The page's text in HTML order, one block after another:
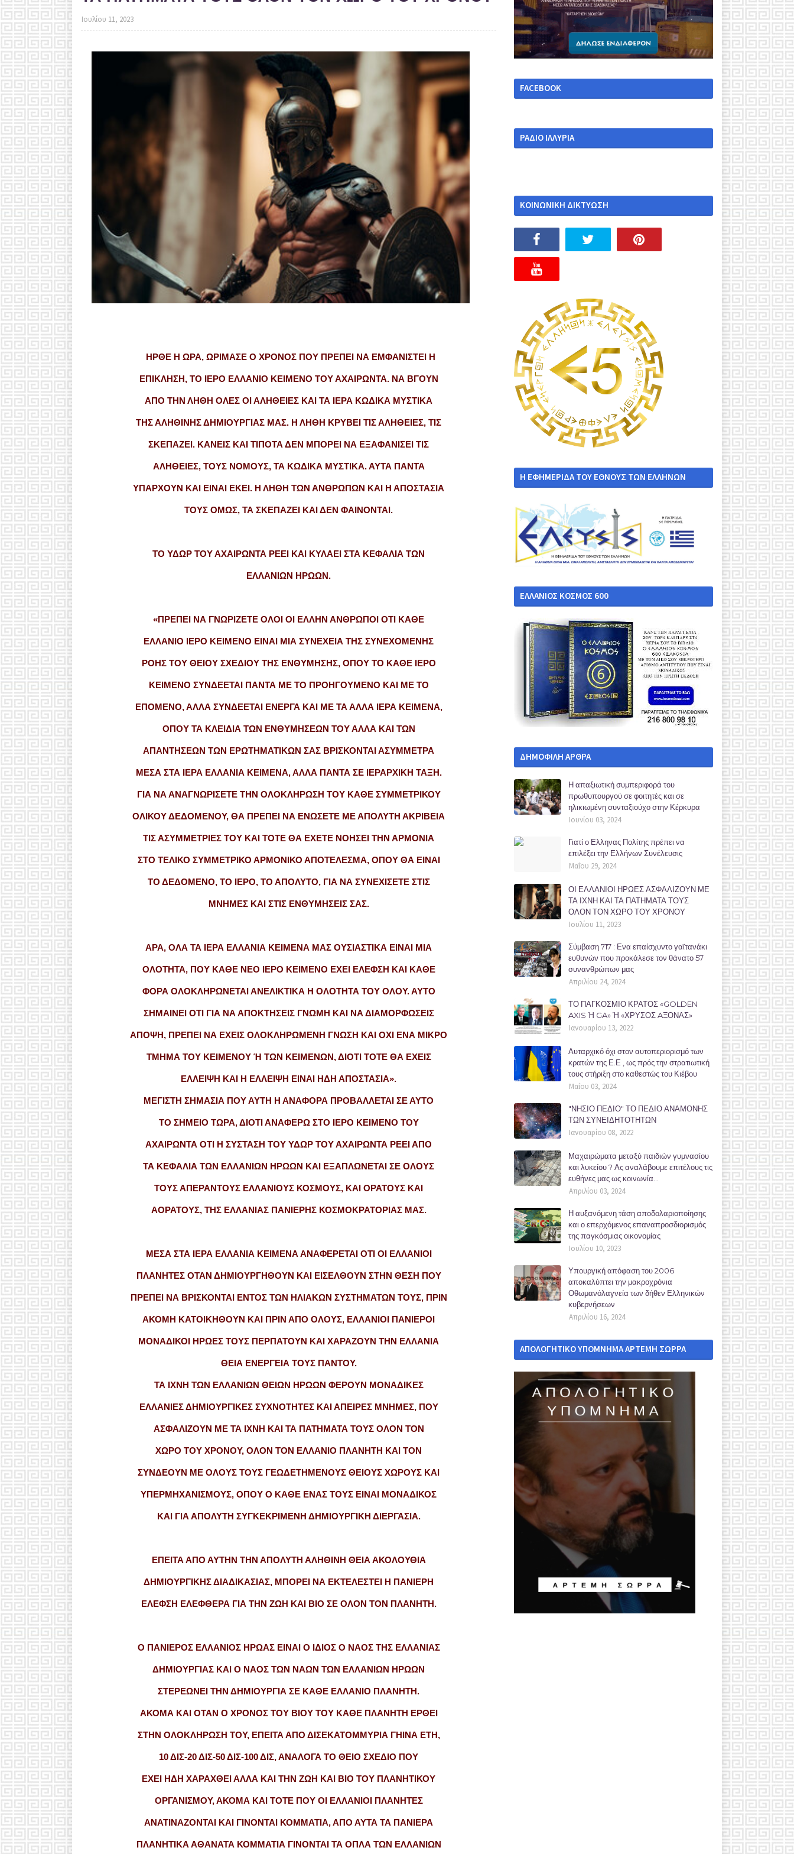
Ιουλίου 11, 2023
ΗΡΘΕ Η ΩΡΑ, ΩΡΙΜΑΣΕ Ο ΧΡΟΝΟΣ ΠΟΥ ΠΡΕΠΕΙ ΝΑ ΕΜΦΑΝΙΣΤΕΙ Η
ΕΠΙΚΛΗΣΗ, ΤΟ ΙΕΡΟ ΕΛΛΑΝΙΟ ΚΕΙΜΕΝΟ ΤΟΥ ΑΧΑΙΡΩΝΤΑ. ΝΑ ΒΓΟΥΝ
ΑΠΟ ΤΗΝ ΛΗΘΗ ΟΛΕΣ ΟΙ ΑΛΗΘΕΙΕΣ ΚΑΙ ΤΑ ΙΕΡΑ ΚΩΔΙΚΑ ΜΥΣΤΙΚΑ
ΤΗΣ ΑΛΗΘΙΝΗΣ ΔΗΜΙΟΥΡΓΙΑΣ ΜΑΣ. Η ΛΗΘΗ ΚΡΥΒΕΙ ΤΙΣ ΑΛΗΘΕΙΕΣ, ΤΙΣ
ΣΚΕΠΑΖΕΙ. ΚΑΝΕΙΣ ΚΑΙ ΤΙΠΟΤΑ ΔΕΝ ΜΠΟΡΕΙ ΝΑ ΕΞΑΦΑΝΙΣΕΙ ΤΙΣ
ΑΛΗΘΕΙΕΣ, ΤΟΥΣ ΝΟΜΟΥΣ, ΤΑ ΚΩΔΙΚΑ ΜΥΣΤΙΚΑ. ΑΥΤΑ ΠΑΝΤΑ
ΥΠΑΡΧΟΥΝ ΚΑΙ ΕΙΝΑΙ ΕΚΕΙ. Η ΛΗΘΗ ΤΩΝ ΑΝΘΡΩΠΩΝ ΚΑΙ Η ΑΠΟΣΤΑΣΙΑ
ΤΟΥΣ ΟΜΩΣ, ΤΑ ΣΚΕΠΑΖΕΙ ΚΑΙ ΔΕΝ ΦΑΙΝΟΝΤΑΙ.
ΤΟ ΥΔΩΡ ΤΟΥ ΑΧΑΙΡΩΝΤΑ ΡΕΕΙ ΚΑΙ ΚΥΛΑΕΙ ΣΤΑ ΚΕΦΑΛΙΑ ΤΩΝ
ΕΛΛΑΝΙΩΝ ΗΡΩΩΝ.
«ΠΡΕΠΕΙ ΝΑ ΓΝΩΡΙΖΕΤΕ ΟΛΟΙ ΟΙ ΕΛΛΗΝ ΑΝΘΡΩΠΟΙ ΟΤΙ ΚΑΘΕ
ΕΛΛΑΝΙΟ ΙΕΡΟ ΚΕΙΜΕΝΟ ΕΙΝΑΙ ΜΙΑ ΣΥΝΕΧΕΙΑ ΤΗΣ ΣΥΝΕΧΟΜΕΝΗΣ
ΡΟΗΣ ΤΟΥ ΘΕΙΟΥ ΣΧΕΔΙΟΥ ΤΗΣ ΕΝΘΥΜΗΣΗΣ, ΟΠΟΥ ΤΟ ΚΑΘΕ ΙΕΡΟ
ΚΕΙΜΕΝΟ ΣΥΝΔΕΕΤΑΙ ΠΑΝΤΑ ΜΕ ΤΟ ΠΡΟΗΓΟΥΜΕΝΟ ΚΑΙ ΜΕ ΤΟ
ΕΠΟΜΕΝΟ, ΑΛΛΑ ΣΥΝΔΕΕΤΑΙ ΕΝΕΡΓΑ ΚΑΙ ΜΕ ΤΑ ΑΛΛΑ ΙΕΡΑ ΚΕΙΜΕΝΑ,
ΟΠΟΥ ΤΑ ΚΛΕΙΔΙΑ ΤΩΝ ΕΝΘΥΜΗΣΕΩΝ ΤΟΥ ΑΛΛΑ ΚΑΙ ΤΩΝ
ΑΠΑΝΤΗΣΕΩΝ ΤΩΝ ΕΡΩΤΗΜΑΤΙΚΩΝ ΣΑΣ ΒΡΙΣΚΟΝΤΑΙ ΑΣΥΜΜΕΤΡΑ
ΜΕΣΑ ΣΤΑ ΙΕΡΑ ΕΛΛΑΝΙΑ ΚΕΙΜΕΝΑ, ΑΛΛΑ ΠΑΝΤΑ ΣΕ ΙΕΡΑΡΧΙΚΗ ΤΑΞΗ.
ΓΙΑ ΝΑ ΑΝΑΓΝΩΡΙΣΕΤΕ ΤΗΝ ΟΛΟΚΛΗΡΩΣΗ ΤΟΥ ΚΑΘΕ ΣΥΜΜΕΤΡΙΚΟΥ
ΟΛΙΚΟΥ ΔΕΔΟΜΕΝΟΥ, ΘΑ ΠΡΕΠΕΙ ΝΑ ΕΝΩΣΕΤΕ ΜΕ ΑΠΟΛΥΤΗ ΑΚΡΙΒΕΙΑ
ΤΙΣ ΑΣΥΜΜΕΤΡΙΕΣ ΤΟΥ ΚΑΙ ΤΟΤΕ ΘΑ ΕΧΕΤΕ ΝΟΗΣΕΙ ΤΗΝ ΑΡΜΟΝΙΑ
ΣΤΟ ΤΕΛΙΚΟ ΣΥΜΜΕΤΡΙΚΟ ΑΡΜΟΝΙΚΟ ΑΠΟΤΕΛΕΣΜΑ, ΟΠΟΥ ΘΑ ΕΙΝΑΙ
ΤΟ ΔΕΔΟΜΕΝΟ, ΤΟ ΙΕΡΟ, ΤΟ ΑΠΟΛΥΤΟ, ΓΙΑ ΝΑ ΣΥΝΕΧΙΣΕΤΕ ΣΤΙΣ
ΜΝΗΜΕΣ ΚΑΙ ΣΤΙΣ ΕΝΘΥΜΗΣΕΙΣ ΣΑΣ.
ΑΡΑ, ΟΛΑ ΤΑ ΙΕΡΑ ΕΛΛΑΝΙΑ ΚΕΙΜΕΝΑ ΜΑΣ ΟΥΣΙΑΣΤΙΚΑ ΕΙΝΑΙ ΜΙΑ
ΟΛΟΤΗΤΑ, ΠΟΥ ΚΑΘΕ ΝΕΟ ΙΕΡΟ ΚΕΙΜΕΝΟ ΕΧΕΙ ΕΛΕΦΣΗ ΚΑΙ ΚΑΘΕ
ΦΟΡΑ ΟΛΟΚΛΗΡΩΝΕΤΑΙ ΑΝΕΛΙΚΤΙΚΑ Η ΟΛΟΤΗΤΑ ΤΟΥ ΟΛΟΥ. ΑΥΤΟ
ΣΗΜΑΙΝΕΙ ΟΤΙ ΓΙΑ ΝΑ ΑΠΟΚΤΗΣΕΙΣ ΓΝΩΜΗ ΚΑΙ ΝΑ ΔΙΑΜΟΡΦΩΣΕΙΣ
ΑΠΟΨΗ, ΠΡΕΠΕΙ ΝΑ ΕΧΕΙΣ ΟΛΟΚΛΗΡΩΜΕΝΗ ΓΝΩΣΗ ΚΑΙ ΟΧΙ ΕΝΑ ΜΙΚΡΟ
ΤΜΗΜΑ ΤΟΥ ΚΕΙΜΕΝΟΥ Ή ΤΩΝ ΚΕΙΜΕΝΩΝ, ΔΙΟΤΙ ΤΟΤΕ ΘΑ ΕΧΕΙΣ
ΕΛΛΕΙΨΗ ΚΑΙ Η ΕΛΛΕΙΨΗ ΕΙΝΑΙ ΗΔΗ ΑΠΟΣΤΑΣΙΑ».
ΜΕΓΙΣΤΗ ΣΗΜΑΣΙΑ ΠΟΥ ΑΥΤΗ Η ΑΝΑΦΟΡΑ ΠΡΟΒΑΛΛΕΤΑΙ ΣΕ ΑΥΤΟ
ΤΟ ΣΗΜΕΙΟ ΤΩΡΑ, ΔΙΟΤΙ ΑΝΑΦΕΡΩ ΣΤΟ ΙΕΡΟ ΚΕΙΜΕΝΟ ΤΟΥ
ΑΧΑΙΡΩΝΤΑ ΟΤΙ Η ΣΥΣΤΑΣΗ ΤΟΥ ΥΔΩΡ ΤΟΥ ΑΧΑΙΡΩΝΤΑ ΡΕΕΙ ΑΠΟ
ΤΑ ΚΕΦΑΛΙΑ ΤΩΝ ΕΛΛΑΝΙΩΝ ΗΡΩΩΝ ΚΑΙ ΕΞΑΠΛΩΝΕΤΑΙ ΣΕ ΟΛΟΥΣ
ΤΟΥΣ ΑΠΕΡΑΝΤΟΥΣ ΕΛΛΑΝΙΟΥΣ ΚΟΣΜΟΥΣ, ΚΑΙ ΟΡΑΤΟΥΣ ΚΑΙ
ΑΟΡΑΤΟΥΣ, ΤΗΣ ΕΛΛΑΝΙΑΣ ΠΑΝΙΕΡΗΣ ΚΟΣΜΟΚΡΑΤΟΡΙΑΣ ΜΑΣ.
ΜΕΣΑ ΣΤΑ ΙΕΡΑ ΕΛΛΑΝΙΑ ΚΕΙΜΕΝΑ ΑΝΑΦΕΡΕΤΑΙ ΟΤΙ ΟΙ ΕΛΛΑΝΙΟΙ
ΠΛΑΝΗΤΕΣ ΟΤΑΝ ΔΗΜΙΟΥΡΓΗΘΟΥΝ ΚΑΙ ΕΙΣΕΛΘΟΥΝ ΣΤΗΝ ΘΕΣΗ ΠΟΥ
ΠΡΕΠΕΙ ΝΑ ΒΡΙΣΚΟΝΤΑΙ ΕΝΤΟΣ ΤΩΝ ΗΛΙΑΚΩΝ ΣΥΣΤΗΜΑΤΩΝ ΤΟΥΣ, ΠΡΙΝ
ΑΚΟΜΗ ΚΑΤΟΙΚΗΘΟΥΝ ΚΑΙ ΠΡΙΝ ΑΠΟ ΟΛΟΥΣ, ΕΛΛΑΝΙΟΙ ΠΑΝΙΕΡΟΙ
ΜΟΝΑΔΙΚΟΙ ΗΡΩΕΣ ΤΟΥΣ ΠΕΡΠΑΤΟΥΝ ΚΑΙ ΧΑΡΑΖΟΥΝ ΤΗΝ ΕΛΛΑΝΙΑ
ΘΕΙΑ ΕΝΕΡΓΕΙΑ ΤΟΥΣ ΠΑΝΤΟΥ.
ΤΑ ΙΧΝΗ ΤΩΝ ΕΛΛΑΝΙΩΝ ΘΕΙΩΝ ΗΡΩΩΝ ΦΕΡΟΥΝ ΜΟΝΑΔΙΚΕΣ
ΕΛΛΑΝΙΕΣ ΔΗΜΙΟΥΡΓΙΚΕΣ ΣΥΧΝΟΤΗΤΕΣ ΚΑΙ ΑΠΕΙΡΕΣ ΜΝΗΜΕΣ, ΠΟΥ
ΑΣΦΑΛΙΖΟΥΝ ΜΕ ΤΑ ΙΧΝΗ ΚΑΙ ΤΑ ΠΑΤΗΜΑΤΑ ΤΟΥΣ ΟΛΟΝ ΤΟΝ
ΧΩΡΟ ΤΟΥ ΧΡΟΝΟΥ, ΟΛΟΝ ΤΟΝ ΕΛΛΑΝΙΟ ΠΛΑΝΗΤΗ ΚΑΙ ΤΟΝ
ΣΥΝΔΕΟΥΝ ΜΕ ΟΛΟΥΣ ΤΟΥΣ ΓΕΩΔΕΤΗΜΕΝΟΥΣ ΘΕΙΟΥΣ ΧΩΡΟΥΣ ΚΑΙ
ΥΠΕΡΜΗΧΑΝΙΣΜΟΥΣ, ΟΠΟΥ Ο ΚΑΘΕ ΕΝΑΣ ΤΟΥΣ ΕΙΝΑΙ ΜΟΝΑΔΙΚΟΣ
ΚΑΙ ΓΙΑ ΑΠΟΛΥΤΗ ΣΥΓΚΕΚΡΙΜΕΝΗ ΔΗΜΙΟΥΡΓΙΚΗ ΔΙΕΡΓΑΣΙΑ.
ΕΠΕΙΤΑ ΑΠΟ ΑΥΤΗΝ ΤΗΝ ΑΠΟΛΥΤΗ ΑΛΗΘΙΝΗ ΘΕΙΑ ΑΚΟΛΟΥΘΙΑ
ΔΗΜΙΟΥΡΓΙΚΗΣ ΔΙΑΔΙΚΑΣΙΑΣ, ΜΠΟΡΕΙ ΝΑ ΕΚΤΕΛΕΣΤΕΙ Η ΠΑΝΙΕΡΗ
ΕΛΕΦΣΗ ΕΛΕΦΘΕΡΑ ΓΙΑ ΤΗΝ ΖΩΗ ΚΑΙ ΒΙΟ ΣΕ ΟΛΟΝ ΤΟΝ ΠΛΑΝΗΤΗ.
Ο ΠΑΝΙΕΡΟΣ ΕΛΛΑΝΙΟΣ ΗΡΩΑΣ ΕΙΝΑΙ Ο ΙΔΙΟΣ Ο ΝΑΟΣ ΤΗΣ ΕΛΛΑΝΙΑΣ
ΔΗΜΙΟΥΡΓΙΑΣ ΚΑΙ Ο ΝΑΟΣ ΤΩΝ ΝΑΩΝ ΤΩΝ ΕΛΛΑΝΙΩΝ ΗΡΩΩΝ
ΣΤΕΡΕΩΝΕΙ ΤΗΝ ΔΗΜΙΟΥΡΓΙΑ ΣΕ ΚΑΘΕ ΕΛΛΑΝΙΟ ΠΛΑΝΗΤΗ.
ΑΚΟΜΑ ΚΑΙ ΟΤΑΝ Ο ΧΡΟΝΟΣ ΤΟΥ ΒΙΟΥ ΤΟΥ ΚΑΘΕ ΠΛΑΝΗΤΗ ΕΡΘΕΙ
ΣΤΗΝ ΟΛΟΚΛΗΡΩΣΗ ΤΟΥ, ΕΠΕΙΤΑ ΑΠΟ ΔΙΣΕΚΑΤΟΜΜΥΡΙΑ ΓΗΙΝΑ ΕΤΗ,
10 ΔΙΣ-20 ΔΙΣ-50 ΔΙΣ-100 ΔΙΣ, ΑΝΑΛΟΓΑ ΤΟ ΘΕΙΟ ΣΧΕΔΙΟ ΠΟΥ
ΕΧΕΙ ΗΔΗ ΧΑΡΑΧΘΕΙ ΑΛΛΑ ΚΑΙ ΤΗΝ ΖΩΗ ΚΑΙ ΒΙΟ ΤΟΥ ΠΛΑΝΗΤΙΚΟΥ
ΟΡΓΑΝΙΣΜΟΥ, ΑΚΟΜΑ ΚΑΙ ΤΟΤΕ ΠΟΥ ΟΙ ΕΛΛΑΝΙΟΙ ΠΛΑΝΗΤΕΣ
ΑΝΑΤΙΝΑΖΟΝΤΑΙ ΚΑΙ ΓΙΝΟΝΤΑΙ ΚΟΜΜΑΤΙΑ, ΑΠΟ ΑΥΤΑ ΤΑ ΠΑΝΙΕΡΑ
ΠΛΑΝΗΤΙΚΑ ΑΘΑΝΑΤΑ ΚΟΜΜΑΤΙΑ ΓΙΝΟΝΤΑΙ ΤΑ ΟΠΛΑ ΤΩΝ ΕΛΛΑΝΙΩΝ
FACEBOOK
ΡΑΔΙΟ ΙΛΛΥΡΙΑ
ΚΟΙΝΩΝΙΚΗ ΔΙΚΤΥΩΣΗ
Η ΕΦΗΜΕΡΙΔΑ ΤΟΥ ΕΘΝΟΥΣ ΤΩΝ ΕΛΛΗΝΩΝ
ΕΛΛΑΝΙΟΣ ΚΟΣΜΟΣ 600
ΔΗΜΟΦΙΛΗ ΑΡΘΡΑ
Η απαξιωτική συμπεριφορά του
πρωθυπουργού σε φοιτητές και σε
ηλικιωμένη συνταξιούχο στην Κέρκυρα
Ιουνίου 03, 2024
Γιατί ο Ελληνας Πολίτης πρέπει να
επιλέξει την Ελλήνων Συνέλευσις
Μαΐου 29, 2024
ΟΙ ΕΛΛΑΝΙΟΙ ΗΡΩΕΣ ΑΣΦΑΛΙΖΟΥΝ ΜΕ
ΤΑ ΙΧΝΗ ΚΑΙ ΤΑ ΠΑΤΗΜΑΤΑ ΤΟΥΣ
ΟΛΟΝ ΤΟΝ ΧΩΡΟ ΤΟΥ ΧΡΟΝΟΥ
Ιουλίου 11, 2023
Σύμβαση 717 : Ενα επαίσχυντο γαϊτανάκι
ευθυνών που προκάλεσε τον θάνατο 57
συνανθρώπων μας
Απριλίου 24, 2024
ΤΟ ΠΑΓΚΟΣΜΙΟ ΚΡΑΤΟΣ «GOLDEN
AXIS Ή GA» Ή «ΧΡΥΣΟΣ AΞΟΝΑΣ»
Ιανουαρίου 13, 2022
Αυταρχικό όχι στον αυτοπεριορισμό των
κρατών της Ε.Ε , ως πρός την στρατιωτική
τους στήριξη στο καθεστώς του Κιέβου
Μαΐου 03, 2024
"ΝΗΣΙΟ ΠΕΔΙΟ" ΤΟ ΠΕΔΙΟ ΑΝΑΜΟΝΗΣ
ΤΩΝ ΣΥΝΕΙΔΗΤΟΤΗΤΩΝ
Ιανουαρίου 08, 2022
Μαχαιρώματα μεταξύ παιδιών γυμνασίου
και λυκείου ? Ας αναλάβουμε επιτέλους τις
ευθήνες μας ως κοινωνία...
Απριλίου 03, 2024
Η αυξανόμενη τάση αποδολαριοποίησης
και ο επερχόμενος επαναπροσδιορισμός
της παγκόσμιας οικονομίας
Ιουλίου 10, 2023
Υπουργική απόφαση του 2006
αποκαλύπτει την μακροχρόνια
Οθωμανόλαγνεία των δήθεν Ελληνικών
κυβερνήσεων
Απριλίου 16, 2024
ΑΠΟΛΟΓΗΤΙΚΟ ΥΠΟΜΝΗΜΑ ΑΡΤΕΜΗ ΣΩΡΡΑ